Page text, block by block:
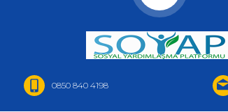
0850 840 4198